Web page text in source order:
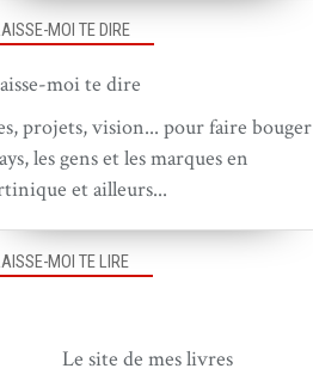
MOI TE DIRE
projets, vision... pour faire bouger
les gens et les marques en
et ailleurs...
MOI TE LIRE
Le site de mes livres